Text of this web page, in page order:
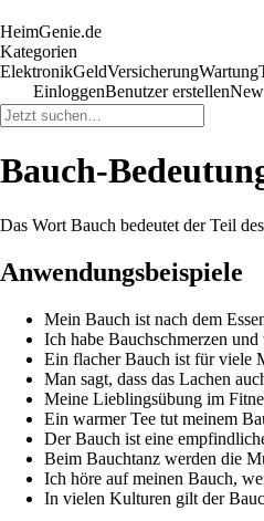
HeimGenie.de
Kategorien
ElektronikGeldVersicherungWartung
EinloggenBenutzer erstellen
Bauch-
Das Wort Bauch bedeutet der Teil
Anwendungsbeispiele
Mein Bauch ist nach dem
Ich habe Bauchschmerzen
Ein flacher Bauch ist für viele
Man sagt, dass das Lachen
Meine Lieblingsübung im
Ein warmer Tee tut meinem
Der Bauch ist eine
Beim Bauchtanz werden die
Ich höre auf meinen Bauch,
In vielen Kulturen gilt der